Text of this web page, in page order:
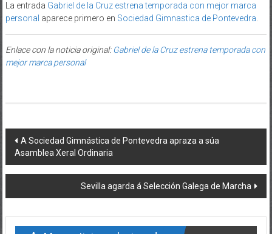
La entrada Gabriel de la Cruz estrena temporada con mejor marca
personal aparece primero en Sociedad Gimnastica de Pontevedra.
Enlace con la noticia original: Gabriel de la Cruz estrena temporada con
mejor marca personal
Post navigation
A Sociedad Gimnástica de Pontevedra apraza a súa
Asamblea Xeral Ordinaria
Sevilla agarda á Selección Galega de Marcha